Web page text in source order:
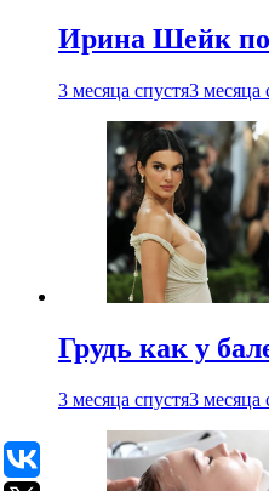
Ирина Шейк
3 месяца спустя3 месяца
Грудь как у
3 месяца спустя3 месяца